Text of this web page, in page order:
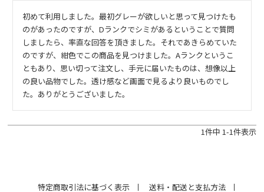
初めて利用しました。最初グレーが欲しいと思って見つけたも
のがあったのですが、Dランクでシミがあるということで質問
しましたら、率直な回答を頂きました。それであきらめていた
のですが、紺色でこの商品を見つけました。Aランクというこ
ともあり、思い切って注文し、手元に届いたものは、想像以上
の良い品物でした。透け感など画面で見るより良いものでし
た。ありがとうございました。
1件中 1-1件表示
特定商取引法に基づく表示 送料・配送と支払方法